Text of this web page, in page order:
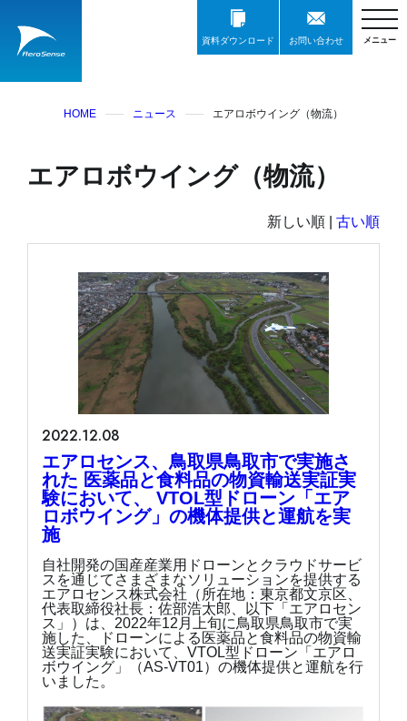
資料ダウンロード お問い合わせ
HOME ニュース エアロボウイング（物流）
エアロボウイング（物流）
新しい順 |古い順
2022.12.08
エアロセンス、鳥取県鳥取市で実施さ
れた 医薬品と食料品の物資輸送実証実
験において、 VTOL型ドローン「エア
ロボウイング」の機体提供と運航を実
施
自社開発の国産産業用ドローンとクラウドサービ
スを通じてさまざまなソリューションを提供する
エアロセンス株式会社（所在地：東京都文京区、
代表取締役社長：佐部浩太郎、以下「エアロセン
ス」）は、2022年12月上旬に鳥取県鳥取市で実
施した、ドローンによる医薬品と食料品の物資輸
送実証実験において、VTOL型ドローン「エアロ
ボウイング」（AS-VT01）の機体提供と運航を行
いました。